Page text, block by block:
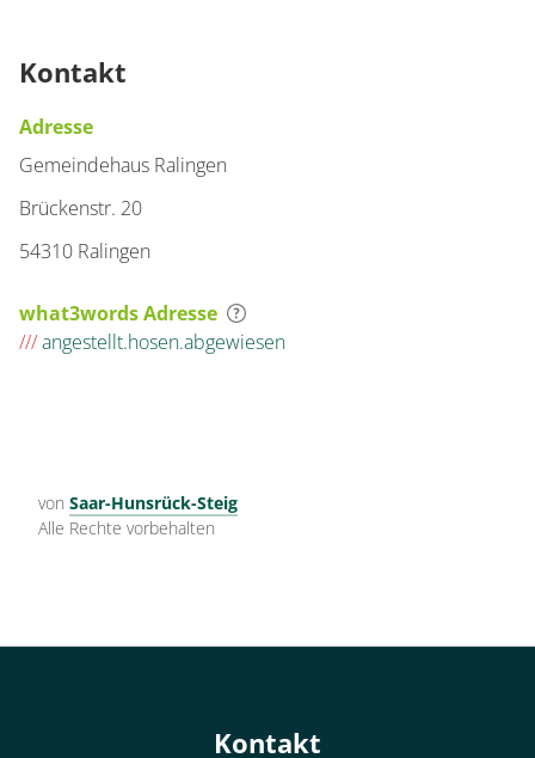
Kontakt
Adresse
Gemeindehaus Ralingen
Brückenstr. 20
54310 Ralingen
what3words Adresse
///angestellt.hosen.abgewiesen
von Saar-Hunsrück-Steig
Alle Rechte vorbehalten
Kontakt